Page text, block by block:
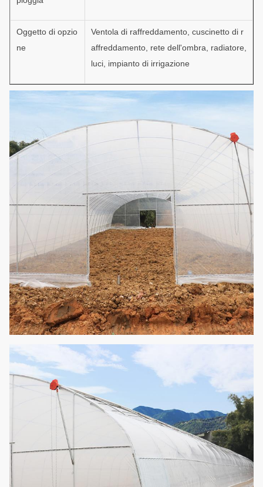
Oggetto di opzio
ne
Ventola di raffreddamento, cuscinetto di r
affreddamento, rete dell'ombra, radiatore,
luci, impianto di irrigazione